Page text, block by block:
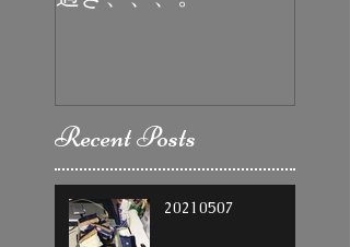
Recent Posts
20210507